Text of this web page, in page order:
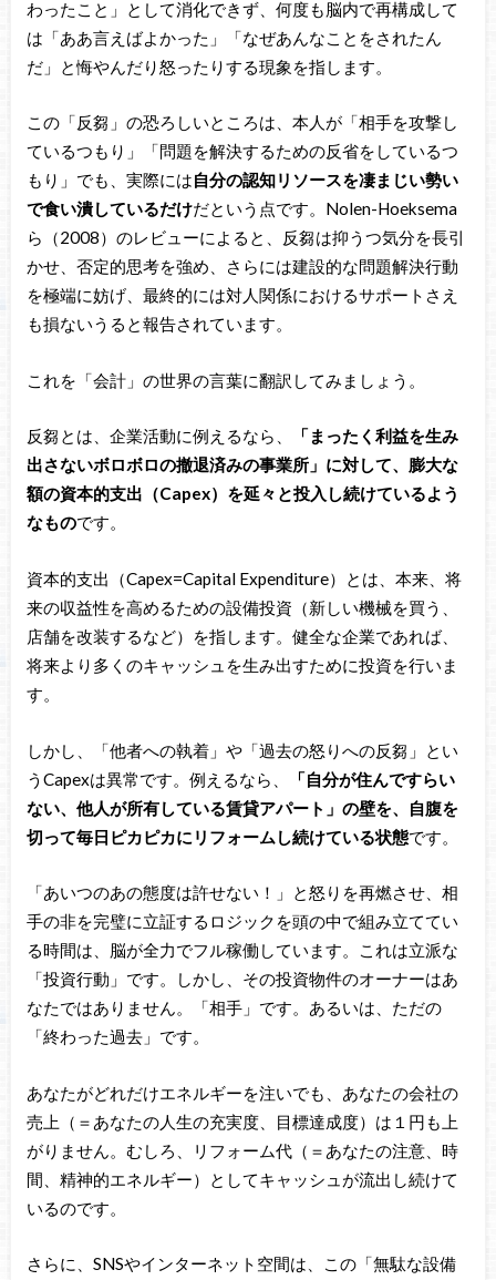
わったこと」として消化できず、何度も脳内で再構成して
は「ああ言えばよかった」「なぜあんなことをされたん
だ」と悔やんだり怒ったりする現象を指します。
この「反芻」の恐ろしいところは、本人が「相手を攻撃し
ているつもり」「問題を解決するための反省をしているつ
もり」でも、実際には自分の認知リソースを凄まじい勢い
で食い潰しているだけだという点です。Nolen-Hoeksema
ら（2008）のレビューによると、反芻は抑うつ気分を長引
かせ、否定的思考を強め、さらには建設的な問題解決行動
を極端に妨げ、最終的には対人関係におけるサポートさえ
も損ないうると報告されています。
これを「会計」の世界の言葉に翻訳してみましょう。
反芻とは、企業活動に例えるなら、
「まったく利益を生み
出さないボロボロの撤退済みの事業所」に対して、膨大な
額の資本的支出（Capex）を延々と投入し続けているよう
なものです。
資本的支出（Capex=Capital Expenditure）とは、本来、将
来の収益性を高めるための設備投資（新しい機械を買う、
店舗を改装するなど）を指します。健全な企業であれば、
将来より多くのキャッシュを生み出すために投資を行いま
す。
しかし、「他者への執着」や「過去の怒りへの反芻」とい
うCapexは異常です。例えるなら、
「自分が住んですらい
ない、他人が所有している賃貸アパート」の壁を、自腹を
切って毎日ピカピカにリフォームし続けている状態です。
「あいつのあの態度は許せない！」と怒りを再燃させ、相
手の非を完璧に立証するロジックを頭の中で組み立ててい
る時間は、脳が全力でフル稼働しています。これは立派な
「投資行動」です。しかし、その投資物件のオーナーはあ
なたではありません。「相手」です。あるいは、ただの
「終わった過去」です。
あなたがどれだけエネルギーを注いでも、あなたの会社の
売上（＝あなたの人生の充実度、目標達成度）は１円も上
がりません。むしろ、リフォーム代（＝あなたの注意、時
間、精神的エネルギー）としてキャッシュが流出し続けて
いるのです。
さらに、SNSやインターネット空間は、この「無駄な設備